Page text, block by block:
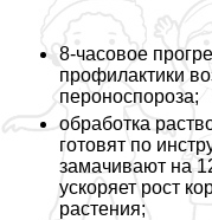
8-часовое
профилактики
пероноспороза;
обработка
готовят по
замачивают на
ускоряет рост
растения;